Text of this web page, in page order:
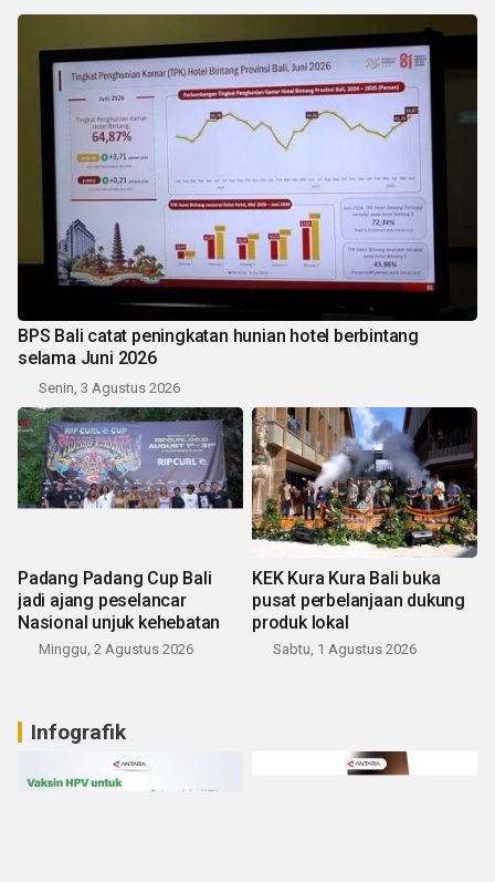
BPS Bali catat peningkatan hunian hotel berbintang
selama Juni 2026
Senin, 3 Agustus 2026
Padang Padang Cup Bali
jadi ajang peselancar
Nasional unjuk kehebatan
Minggu, 2 Agustus 2026
KEK Kura Kura Bali buka
pusat perbelanjaan dukung
produk lokal
Sabtu, 1 Agustus 2026
Infografik